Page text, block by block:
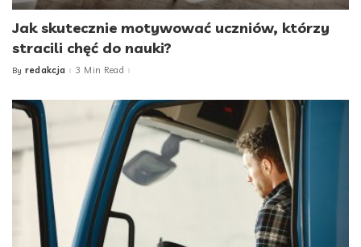
Jak skutecznie motywować uczniów, którzy
stracili chęć do nauki?
Posted
By redakcja 3 Min Read